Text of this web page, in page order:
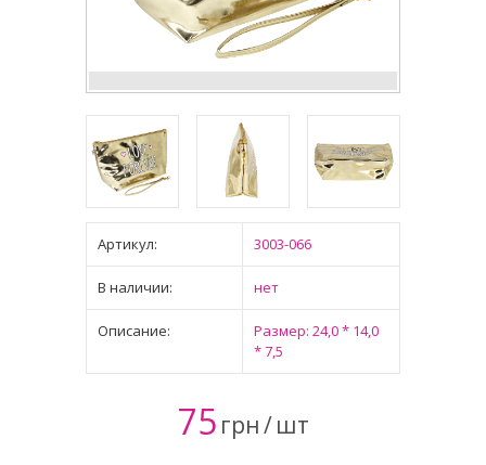
Артикул: 3003-066
В наличии: нет
Описание:
Размер: 24,0 * 14,0
* 7,5
75 грн/шт